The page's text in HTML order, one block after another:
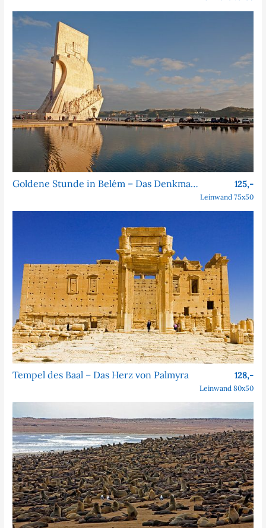
Goldene Stunde in Belém – Das Denkmal der Entdeckungen 125,-
Leinwand 75x50
Tempel des Baal – Das Herz von Palmyra 128,-
Leinwand 80x50